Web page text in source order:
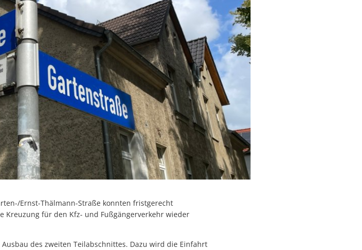
Ernst-Thälmann-Straße konnten fristgerecht
Kreuzung für den Kfz- und Fußgängerverkehr wieder
des zweiten Teilabschnittes. Dazu wird die Einfahrt